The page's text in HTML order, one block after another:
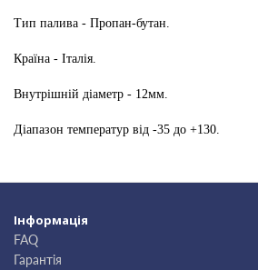
Тип палива - Пропан-бутан.
Країна - Італія
Внутрішній діаметр - 12мм.
Діапазон температур від -35 до +130.
Інформація
FAQ
Гарантія